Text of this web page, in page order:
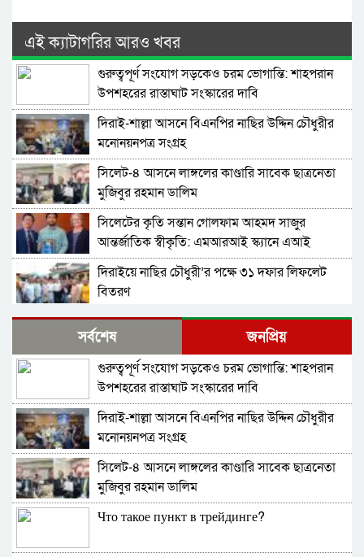
এই ক্যাটাগরির আরও খবর
গুরুত্বপূর্ণ সংযোগ সড়কেও চরম ভোগান্তি: শাহপরান
উপশহরের রাস্তাঘাট সংস্কারের দাবি
দিরাই-শাল্লা আসনে বিএনপির নাছির উদ্দিন চৌধুরীর
মনোনয়নপত্র সংগ্রহ
সিলেট-৪ আসনে লাঙ্গলের কাণ্ডারি সাবেক ছাত্রনেতা
মুজিবুর রহমান ডালিম
সিলেটের কৃতি সন্তান গোলফাম আহমদ সাজুর
আন্তর্জাতিক স্বীকৃতি: এমআরআই স্ক্যানে এআই
প্রয়োগে পিএইচডি অর্জন
দিরাইয়ে নাছির চৌধুরী’র পক্ষে ৩১ দফার লিফলেট
বিতরণ
কোম্পানীগঞ্জে বিএনপির ‘রাষ্ট্র কাঠামো মেরামত’ ৩১
দফার লিফলেট বিতরণ ও গণসংযোগ
জকিগঞ্জে আইনের তোয়াক্কা নেই! খাসজমি দখল করে
নির্বিঘ্নে ভবন বানাচ্ছেন সোনাসার বাজার কমিটির নেতা
আলাউদ্দিন আলাই
বন্ধ থাকবে সিলেটের ৭টি এলাকায় দীর্ঘ ৯ ঘণ্টা বিদ্যুৎ
নিরাপত্তাহীনতায় লাভলুর পরিবার: সিলেটে সশস্ত্র
হামলায়, লুন্ঠিত অর্থ-স্বর্ণ
জলবায়ূ পরিবর্তনে হুমকির মুখে সিলেট
সর্বশেষ জনপ্রিয়
গুরুত্বপূর্ণ সংযোগ সড়কেও চরম ভোগান্তি: শাহপরান
উপশহরের রাস্তাঘাট সংস্কারের দাবি
দিরাই-শাল্লা আসনে বিএনপির নাছির উদ্দিন চৌধুরীর
মনোনয়নপত্র সংগ্রহ
সিলেট-৪ আসনে লাঙ্গলের কাণ্ডারি সাবেক ছাত্রনেতা
মুজিবুর রহমান ডালিম
Что такое пункт в трейдинге?